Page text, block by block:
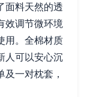
面料天然的透
效调节微环境
用。全棉材质
人可以安心沉
一对枕套，